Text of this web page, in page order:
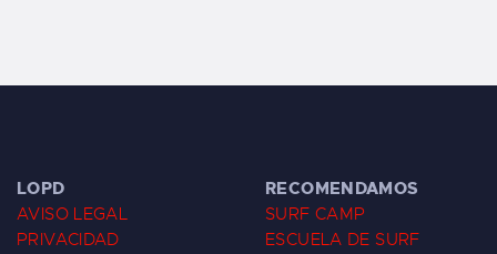
LOPD
AVISO LEGAL
PRIVACIDAD
RECOMENDAMOS
SURF CAMP
ESCUELA DE SURF